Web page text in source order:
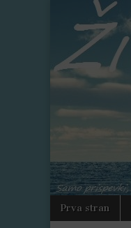
Main
menu
Skoči
Prva stran